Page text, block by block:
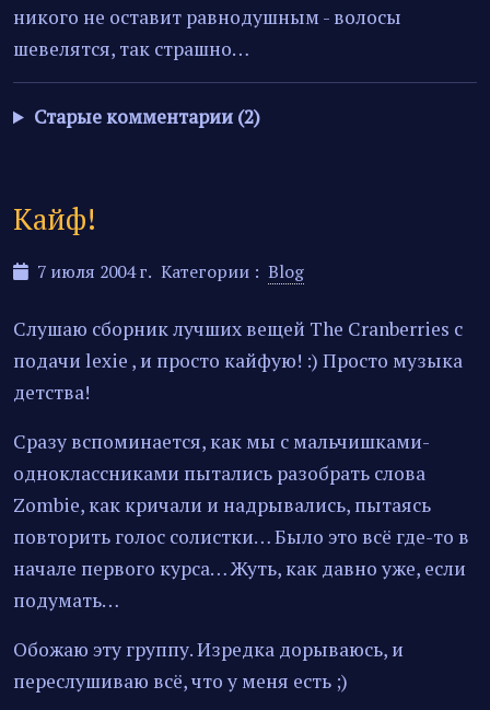
никого не оставит равнодушным - волосы
шевелятся, так страшно…
Старые комментарии (2)
Кайф!
7 июля 2004 г. Категории : Blog
Слушаю сборник лучших вещей The Cranberries с
подачи lexie , и просто кайфую! :) Просто музыка
детства!
Сразу вспоминается, как мы с мальчишками-
одноклассниками пытались разобрать слова
Zombie, как кричали и надрывались, пытаясь
повторить голос солистки… Было это всё где-то в
начале первого курса… Жуть, как давно уже, если
подумать…
Обожаю эту группу. Изредка дорываюсь, и
переслушиваю всё, что у меня есть ;)